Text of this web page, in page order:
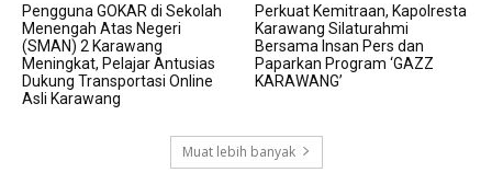
Pengguna GOKAR di Sekolah
Menengah Atas Negeri
(SMAN) 2 Karawang
Meningkat, Pelajar Antusias
Dukung Transportasi Online
Asli Karawang
Perkuat Kemitraan, Kapolresta
Karawang Silaturahmi
Bersama Insan Pers dan
Paparkan Program ‘GAZZ
KARAWANG’
Muat lebih banyak